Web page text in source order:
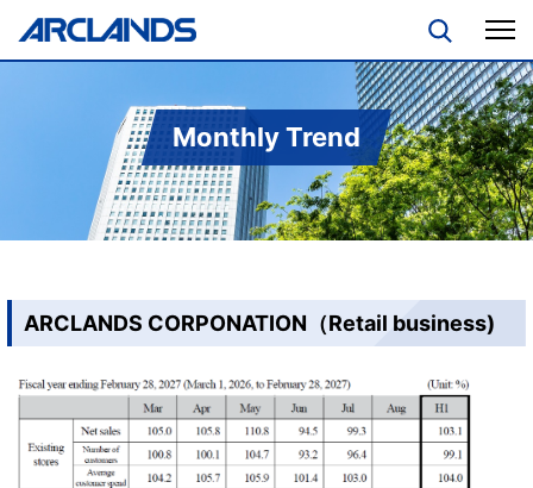
Monthly Trend
ARCLANDS CORPONATION（Retail business)